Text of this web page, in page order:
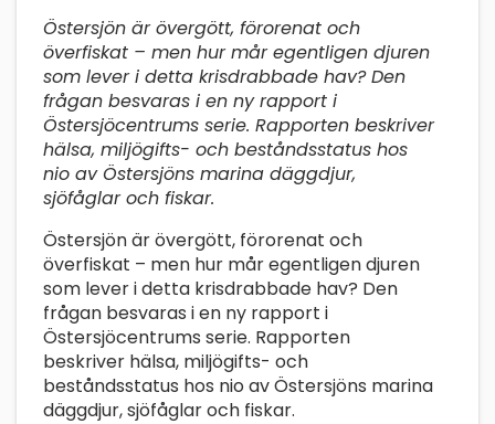
Östersjön är övergött, förorenat och
överfiskat – men hur mår egentligen djuren
som lever i detta krisdrabbade hav? Den
frågan besvaras i en ny rapport i
Östersjöcentrums serie. Rapporten beskriver
hälsa, miljögifts- och beståndsstatus hos
nio av Östersjöns marina däggdjur,
sjöfåglar och fiskar.
Östersjön är övergött, förorenat och
överfiskat – men hur mår egentligen djuren
som lever i detta krisdrabbade hav? Den
frågan besvaras i en ny rapport i
Östersjöcentrums serie. Rapporten
beskriver hälsa, miljögifts- och
beståndsstatus hos nio av Östersjöns marina
däggdjur, sjöfåglar och fiskar.